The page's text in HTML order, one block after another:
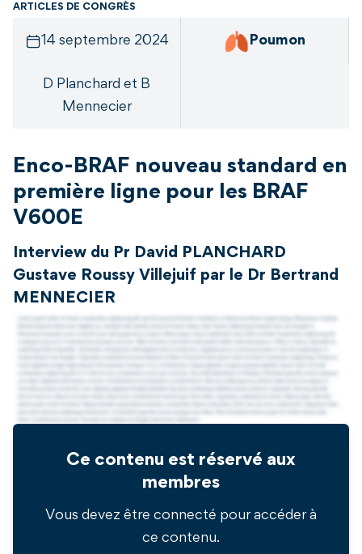
ARTICLES DE CONGRÈS
14 septembre 2024 Poumon
D Planchard et B
Mennecier
Enco-BRAF nouveau standard en
première ligne pour les BRAF
V600E
Interview du Pr David PLANCHARD
Gustave Roussy Villejuif par le Dr Bertrand
MENNECIER
Ce contenu est réservé aux
membres
Vous devez être connecté pour accéder à
ce contenu.